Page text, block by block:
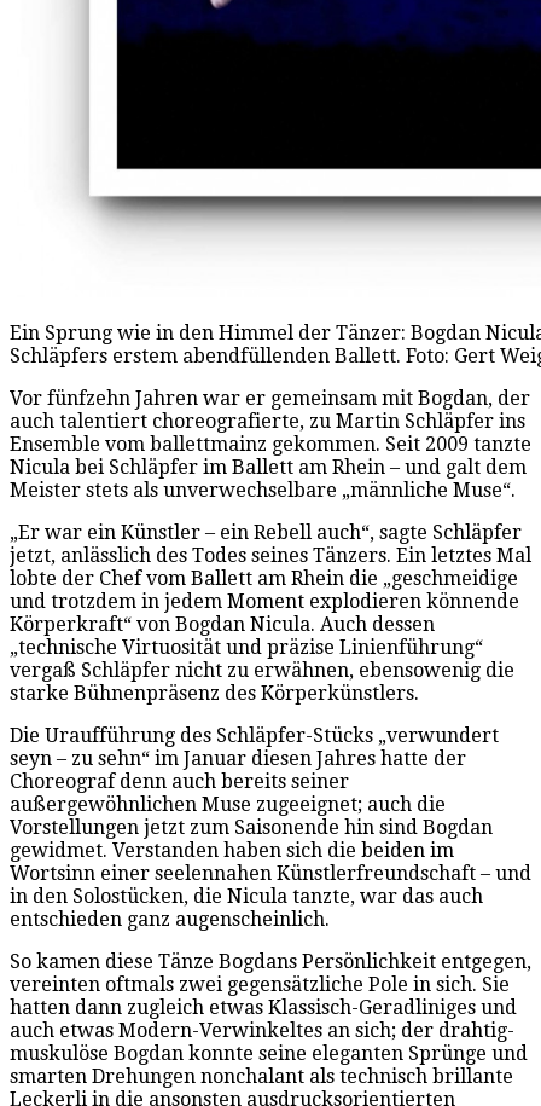
Ein Sprung wie in den Himmel der Tänzer: Bogdan
Schläpfers erstem abendfüllenden Ballett. Foto: Gert
Vor fünfzehn Jahren war er gemeinsam mit Bogdan, der
auch talentiert choreografierte, zu Martin Schläpfer ins
Ensemble vom ballettmainz gekommen. Seit 2009 tanzte
Nicula bei Schläpfer im Ballett am Rhein – und galt dem
Meister stets als unverwechselbare „männliche Muse“.
„Er war ein Künstler – ein Rebell auch“, sagte Schläpfer
jetzt, anlässlich des Todes seines Tänzers. Ein letztes Mal
lobte der Chef vom Ballett am Rhein die „geschmeidige
und trotzdem in jedem Moment explodieren könnende
Körperkraft“ von Bogdan Nicula. Auch dessen
„technische Virtuosität und präzise Linienführung“
vergaß Schläpfer nicht zu erwähnen, ebensowenig die
starke Bühnenpräsenz des Körperkünstlers.
Die Uraufführung des Schläpfer-Stücks „verwundert
seyn – zu sehn“ im Januar diesen Jahres hatte der
Choreograf denn auch bereits seiner
außergewöhnlichen Muse zugeeignet; auch die
Vorstellungen jetzt zum Saisonende hin sind Bogdan
gewidmet. Verstanden haben sich die beiden im
Wortsinn einer seelennahen Künstlerfreundschaft – und
in den Solostücken, die Nicula tanzte, war das auch
entschieden ganz augenscheinlich.
So kamen diese Tänze Bogdans Persönlichkeit entgegen,
vereinten oftmals zwei gegensätzliche Pole in sich. Sie
hatten dann zugleich etwas Klassisch-Geradliniges und
auch etwas Modern-Verwinkeltes an sich; der drahtig-
muskulöse Bogdan konnte seine eleganten Sprünge und
smarten Drehungen nonchalant als technisch brillante
Leckerli in die ansonsten ausdrucksorientierten